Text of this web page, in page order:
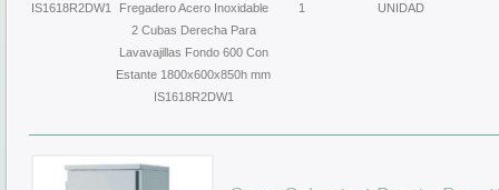
IS1618R2DW1
Fregadero Acero Inoxidable
2 Cubas Derecha Para
Lavavajillas Fondo 600 Con
Estante 1800x600x850h mm
IS1618R2DW1
1 UNIDAD